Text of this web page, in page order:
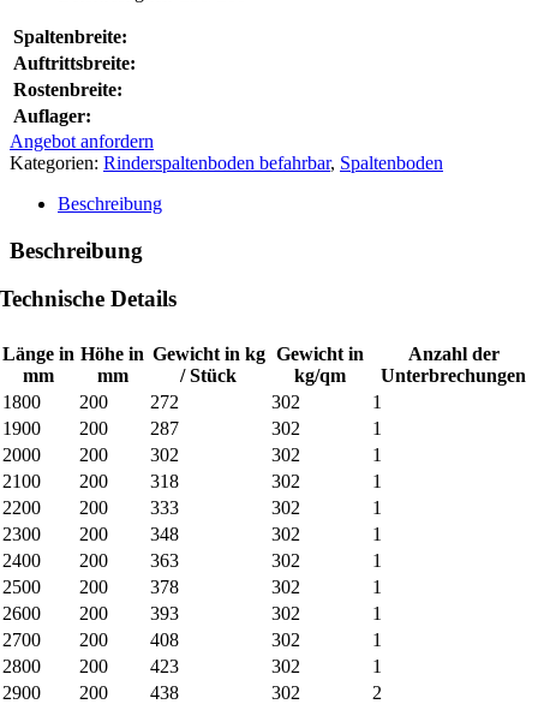
Spaltenbreite:
Auftrittsbreite:
Rostenbreite:
Auflager:
Angebot anfordern
Kategorien: Rinderspaltenboden befahrbar, Spaltenboden
Beschreibung
Beschreibung
Technische Details
Länge in
mm
Höhe in
mm
Gewicht in kg
/ Stück
Gewicht in
kg/qm
Anzahl der
Unterbrechungen
1800
200 272 302
1
1900
200 287 302
1
2000
200 302 302
1
2100
200 318 302
1
2200
200 333 302
1
2300
200 348 302
1
2400
200 363 302
1
2500
200 378 302
1
2600
200 393 302
1
2700
200 408 302
1
2800
200 423 302
1
2900
200 438 302
2